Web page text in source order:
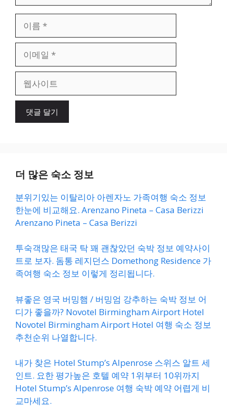
일
이
더 많은 숙소 정보
분위기있는 이탈리아 아렌자노 가족여행 숙소 정보
한눈에 비교해요. Arenzano Pineta – Casa Berizzi
Arenzano Pineta – Casa Berizzi
투숙객많은 태국 탁 꽤 괜찮았던 숙박 정보 예약사이
트로 보자. 돔통 레지던스 Domethong Residence 가
족여행 숙소 정보 이렇게 정리됩니다.
뷰좋은 영국 버밍햄 / 버밍엄 강추하는 숙박 정보 어
디가 좋을까? Novotel Birmingham Airport Hotel
Novotel Birmingham Airport Hotel 여행 숙소 정보
추천순위 나열합니다.
내가 찾은 Hotel Stump’s Alpenrose 스위스 알트 세
인트. 요한 평가높은 호텔 예약 1위부터 10위까지
Hotel Stump’s Alpenrose 여행 숙박 예약 어렵게 비
교마세요.